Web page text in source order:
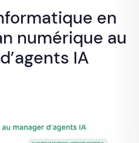
en
numérique au
IA